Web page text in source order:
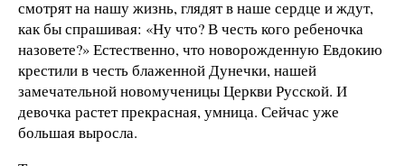
смотрят на нашу жизнь, глядят в наше сердце и ждут,
как бы спрашивая: «Ну что? В честь кого ребеночка
назовете?» Естественно, что новорожденную Евдокию
крестили в честь блаженной Дунечки, нашей
замечательной новомученицы Церкви Русской. И
девочка растет прекрасная, умница. Сейчас уже
большая выросла.